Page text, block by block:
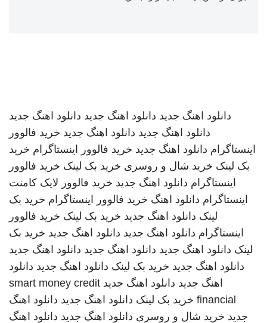
دانلود اهنگ جدید دانلود اهنگ جدید دانلود اهنگ جدید
دانلود اهنگ جدید دانلود اهنگ جدید خرید فالوور
اینستاگرام دانلود اهنگ جدید خرید فالوور اینستاگرام خرید
بک لینک خرید شال و روسری خرید بک لینک خرید فالوور
اینستاگرام دانلود اهنگ جدید خرید فالوور لایک کامنت
اینستاگرام دانلود اهنگ خرید فالوور اینستاگرام خرید بک
لینک دانلود اهنگ جدید خرید بک لینک خرید فالوور
اینستاگرام دانلود اهنگ جدید دانلود اهنگ جدید خرید بک
لینک دانلود اهنگ جدید دانلود اهنگ جدید دانلود اهنگ جدید
دانلود اهنگ جدید خرید بک لینک دانلود اهنگ جدید دانلود
اهنگ جدید دانلود اهنگ جدید smart money credit
financial خرید بک لینک دانلود اهنگ جدید دانلود اهنگ
جدید خرید شال و روسری دانلود اهنگ جدید دانلود اهنگ